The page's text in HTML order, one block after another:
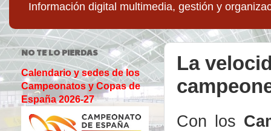
Información digital multimedia, gestión y
La
Con los
NO TE LO PIERDAS
Calendario y sedes de los
Campeonatos y Copas de
España 2026-27